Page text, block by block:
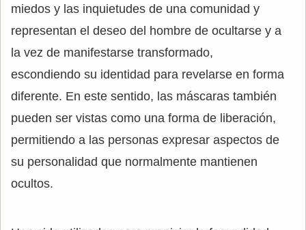
miedos y las inquietudes de una comunidad y
representan el deseo del hombre de ocultarse y a
la vez de manifestarse transformado,
escondiendo su identidad para revelarse en forma
diferente. En este sentido, las máscaras también
pueden ser vistas como una forma de liberación,
permitiendo a las personas expresar aspectos de
su personalidad que normalmente mantienen
ocultos.